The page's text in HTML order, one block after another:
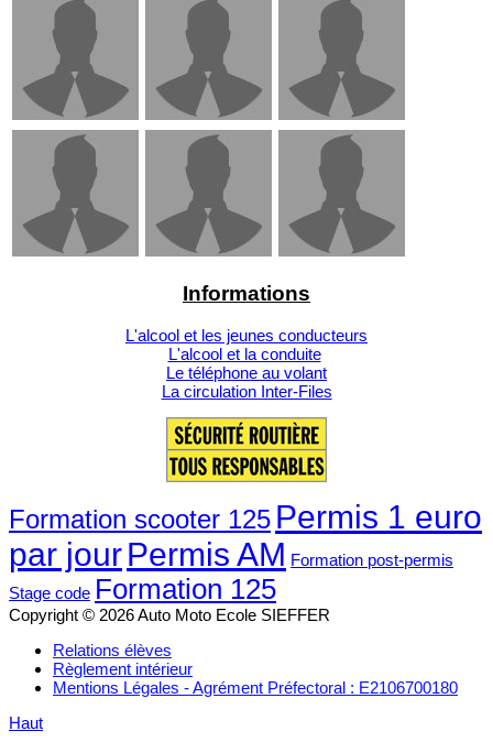
Informations
L'alcool et les jeunes conducteurs
L'alcool et la conduite
Le téléphone au volant
La circulation Inter-Files
Formation scooter 125 Permis 1 euro
par jourPermis AM Formation post-permis
Stage code Formation 125
Copyright © 2026 Auto Moto Ecole SIEFFER
Relations élèves
Règlement intérieur
Mentions Légales - Agrément Préfectoral : E2106700180
Haut